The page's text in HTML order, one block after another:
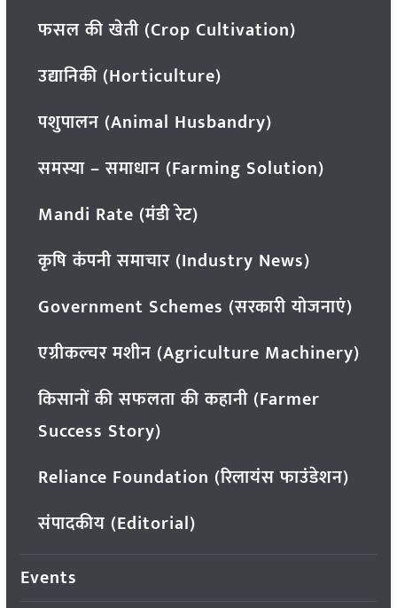
फसल की खेती (Crop Cultivation)
उद्यानिकी (Horticulture)
पशुपालन (Animal Husbandry)
समस्या – समाधान (Farming Solution)
Mandi Rate (मंडी रेट)
कृषि कंपनी समाचार (Industry News)
Government Schemes (सरकारी योजनाएं)
एग्रीकल्चर मशीन (Agriculture Machinery)
किसानों की सफलता की कहानी (Farmer
Success Story)
Reliance Foundation (रिलायंस फाउंडेशन)
संपादकीय (Editorial)
Events